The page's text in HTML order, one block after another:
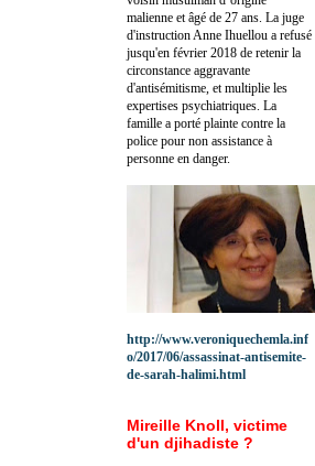
malienne et âgé de 27 ans. La juge
d'instruction Anne Ihuellou a refusé
jusqu'en février 2018 de retenir la
circonstance aggravante
d'antisémitisme, et multiplie les
expertises psychiatriques. La
famille a porté plainte contre la
police pour non assistance à
personne en danger.
http://www.veroniquechemla.inf
o/2017/06/assassinat-antisemite-
de-sarah-halimi.html
Mireille Knoll, victime
d'un djihadiste ?